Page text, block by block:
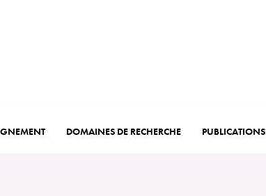
DOMAINES DE RECHERCHE PUBLICATIONS